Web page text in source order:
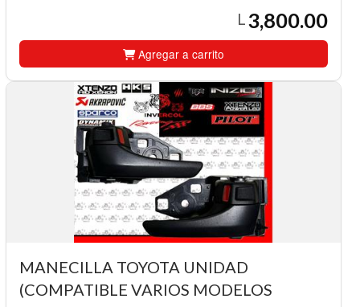
L3,800.00
Agregar a carrito
MANECILLA TOYOTA UNIDAD
(COMPATIBLE VARIOS MODELOS